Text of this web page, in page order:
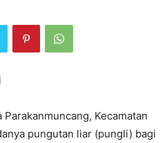
Kecamatan
pungutan liar (pungli) bagi